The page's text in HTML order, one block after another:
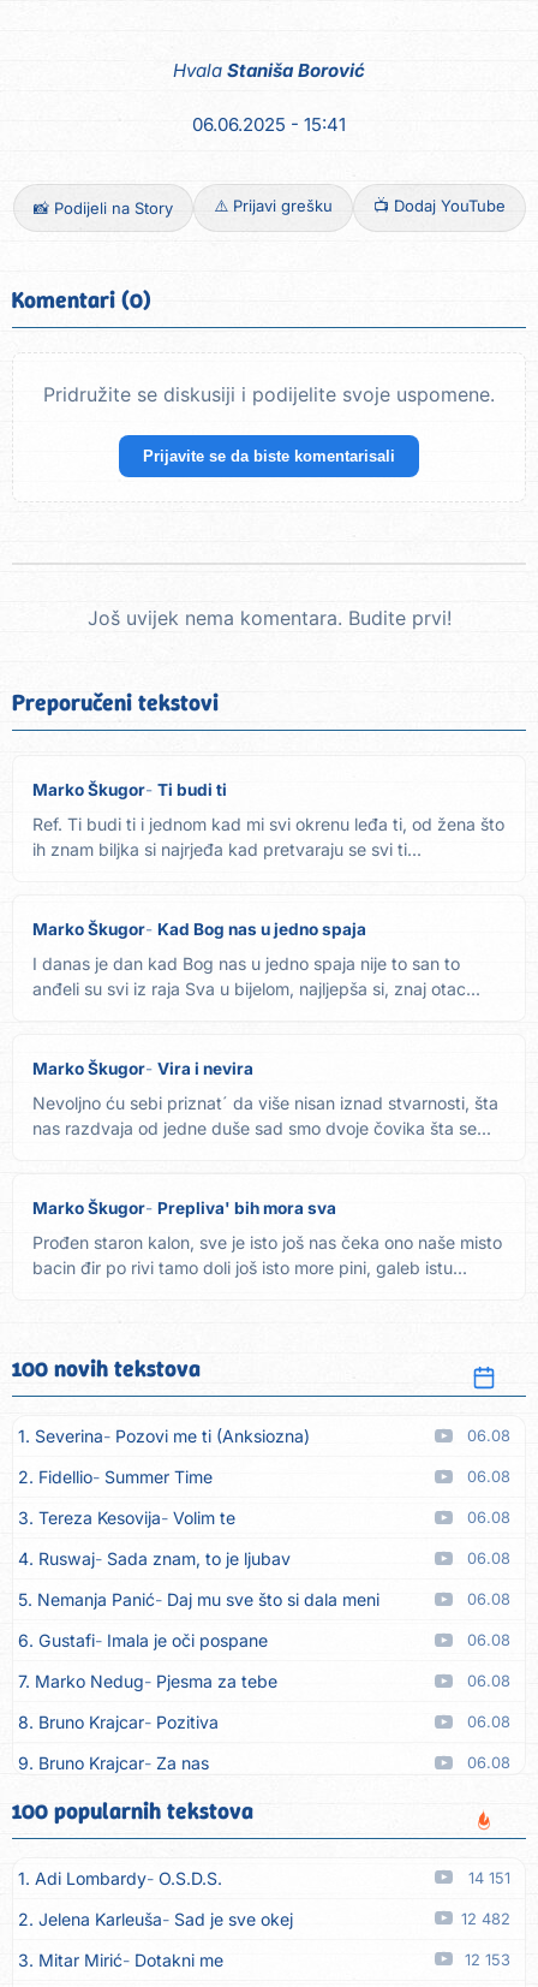
Hvala Staniša Borović
06.06.2025 - 15:41
📸 Podijeli na Story ⚠️ Prijavi grešku 📺 Dodaj YouTube
Komentari (0)
Pridružite se diskusiji i podijelite svoje uspomene.
Prijavite se da biste komentarisali
Još uvijek nema komentara. Budite prvi!
Preporučeni tekstovi
Marko Škugor Ti budi ti
Ref. Ti budi ti i jednom kad mi svi okrenu leđa ti, od žena što
ih znam biljka si najrjeđa kad pretvaraju se svi ti...
Marko Škugor Kad Bog nas u jedno spaja
I danas je dan kad Bog nas u jedno spaja nije to san to
anđeli su svi iz raja Sva u bijelom, najljepša si, znaj otac...
Marko Škugor Vira i nevira
Nevoljno ću sebi priznat´ da više nisan iznad stvarnosti, šta
nas razdvaja od jedne duše sad smo dvoje čovika šta se...
Marko Škugor Prepliva' bih mora sva
Prođen staron kalon, sve je isto još nas čeka ono naše misto
bacin đir po rivi tamo doli još isto more pini, galeb istu...
100 novih tekstova
1. Severina Pozovi me ti (Anksiozna) 06.08
2. Fidellio Summer Time 06.08
3. Tereza Kesovija Volim te 06.08
4. Ruswaj Sada znam, to je ljubav 06.08
5. Nemanja Panić Daj mu sve što si dala meni 06.08
6. Gustafi Imala je oči pospane 06.08
7. Marko Nedug Pjesma za tebe 06.08
8. Bruno Krajcar Pozitiva 06.08
9. Bruno Krajcar Za nas 06.08
10. Tereza Kesovija Da li ću moći
11. Lidija Bačić Neka se vino toči (Nazdravlje) 06.08
12. Karin Kuljanić Nisi zavridel 06.08
13. Tamara Brusić Nigdi ni lipo ko doma 06.08
14. Tamara Brusić Biž´mo ća 06.08
100 popularnih tekstova
1. Adi Lombardy O.S.D.S. 14 151
2. Jelena Karleuša Sad je sve okej 12 482
3. Mitar Mirić Dotakni me 12 153